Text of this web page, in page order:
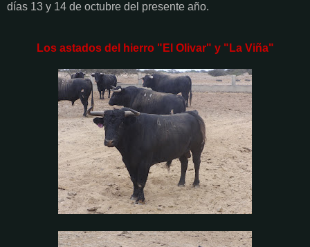
días 13 y 14 de octubre del presente año.
Los astados del hierro "El Olivar" y "La Viña"